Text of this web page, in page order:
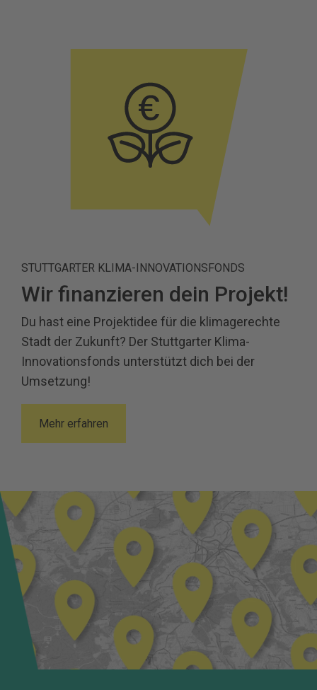
STUTTGARTER KLIMA-INNOVATIONSFONDS
Wir finanzieren dein Projekt!
Du hast eine Projektidee für die klimagerechte
Stadt der Zukunft? Der Stuttgarter Klima-
Innovationsfonds unterstützt dich bei der
Umsetzung!
Mehr erfahren